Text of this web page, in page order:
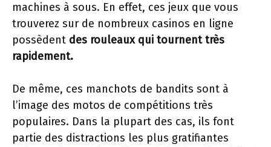
machines à sous. En effet, ces jeux que vous
trouverez sur de nombreux casinos en ligne
possèdent des rouleaux qui tournent très
rapidement.
De même, ces manchots de bandits sont à
l’image des motos de compétitions très
populaires. Dans la plupart des cas, ils font
partie des distractions les plus gratifiantes